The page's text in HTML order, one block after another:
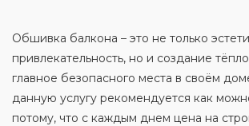
Обшивка балкона – это не только
привлекательность, но и создание
главное безопасного места в своём
данную услугу рекомендуется как
потому, что с каждым днем цена на